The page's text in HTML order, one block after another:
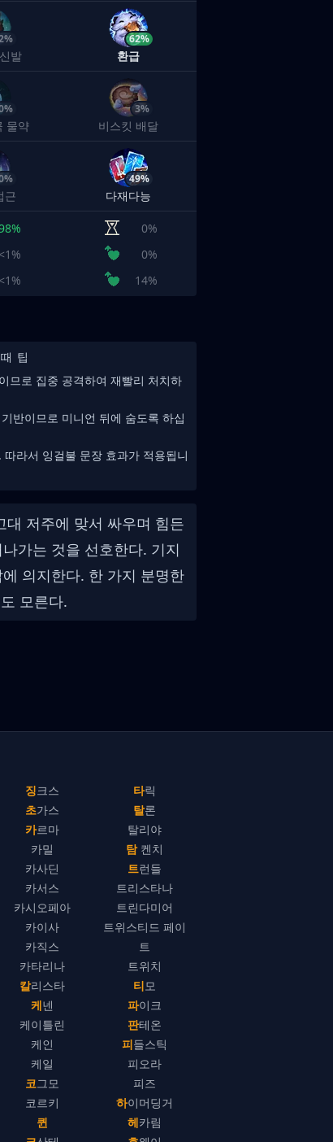
발
62%
환급
물약
3%
비스킷 배달
근
49%
다재다능
0%
<1%
0%
<1% 14%
팁
므로 집중 공격하여 재빨리 처치하
반이므로 미니언 뒤에 숨도록 하십
라서 잉걸불 문장 효과가 적용됩니
저주에 맞서 싸우며 힘든
가는 것을 선호한다. 기지
의지한다. 한 가지 분명한
모른다.
징크스
초가스
카르마
카밀
카사딘
카서스
카시오페아
카이사
카직스
카타리나
칼리스타
케넨
케이틀린
케인
케일
코그모
코르키
퀸
타릭
탈론
탈리야
탐 켄치
트런들
트리스타나
트린다미어
트위스티드 페이
트
트위치
티모
파이크
판테온
피들스틱
피오라
피즈
하이머딩거
헤카림